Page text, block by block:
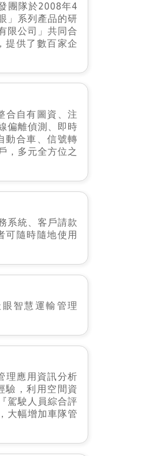
團隊於2008年4
」系列產品的研
限公司」共同合
提供了數百家企
合自有圖資、注
偏離偵測、即時
動合車、信號轉
，多元全方位之
系統、客戶請款
可隨時隨地使用
智慧運輸管理
理應用資訊分析
驗，利用空間資
駕駛人員綜合評
大幅增加車隊管